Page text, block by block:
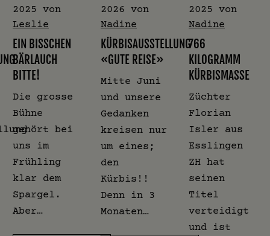
2025 von
Leslie
EIN BISSCHEN
BÄRLAUCH
BITTE!
Die grosse
Bühne
gehört bei
uns im
Frühling
klar dem
Spargel.
Aber…
2026 von
Nadine
KÜRBISAUSSTELLUNG
«GUTE REISE»
Mitte Juni
und unsere
Gedanken
kreisen nur
um eines;
den
Kürbis!!
Denn in 3
Monaten…
2025 von
Nadine
766
KILOGRAMM
KÜRBISMASSE
Züchter
Florian
Isler aus
Esslingen
ZH hat
seinen
Titel
verteidigt
und ist